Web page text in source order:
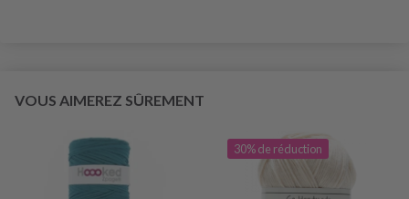
VOUS AIMEREZ SÛREMENT
30% de réduction